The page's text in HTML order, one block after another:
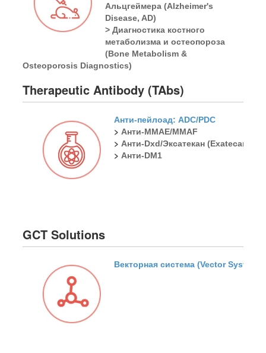
Альцгеймера (Alzheimer's
Disease, AD)
> Диагностика костного
метаболизма и остеопороза
(Bone Metabolism &
Osteoporosis Diagnostics)
Therapeutic Antibody (TAbs)
Анти-пейлоад: ADC/PDC
>Анти-MMAE/MMAF
>Анти-Dxd/Эксатекан (Exatecan)
>Анти-DM1
GCT Solutions
Векторная система (Vector System)